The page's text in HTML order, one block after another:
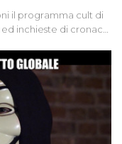
il programma cult di
inchieste di cronaca